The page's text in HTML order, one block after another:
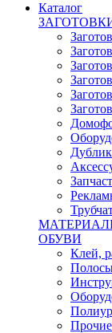
Каталог
ОБУВИ
Клей,
Прочие